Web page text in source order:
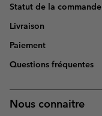
Statut de la commande
Livraison
Paiement
Questions fréquentes
Nous connaitre